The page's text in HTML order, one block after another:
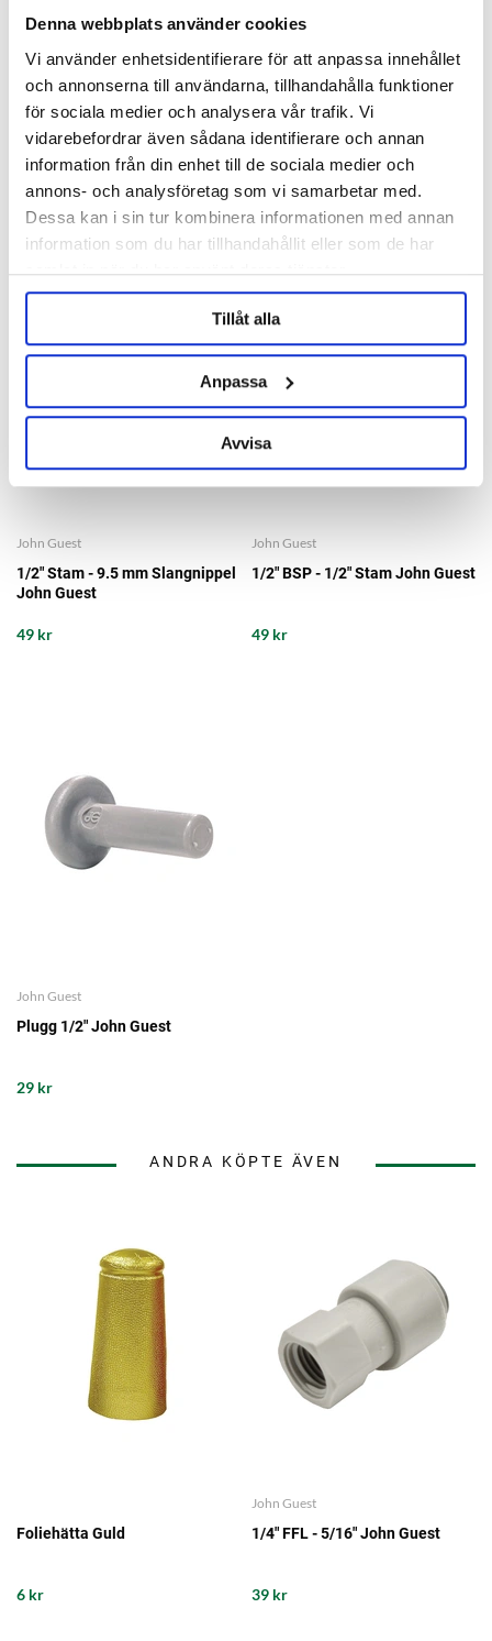
Denna webbplats använder cookies
Vi använder enhetsidentifierare för att anpassa innehållet
och annonserna till användarna, tillhandahålla funktioner
för sociala medier och analysera vår trafik. Vi
vidarebefordrar även sådana identifierare och annan
information från din enhet till de sociala medier och
annons- och analysföretag som vi samarbetar med.
Dessa kan i sin tur kombinera informationen med annan
information som du har tillhandahållit eller som de har
samlat in när du har använt deras tjänster.
Tillåt alla
Anpassa
Avvisa
John Guest
1/2" BSP utv. - 1/2" John Guest
John Guest
90° Vinkel 1/2" - 1/2" Stam John
Guest
45 kr
John Guest
1/2" Stam - 9.5 mm Slangnippel
John Guest
49 kr
John Guest
1/2" BSP - 1/2" Stam John Guest
49 kr
John Guest
Plugg 1/2" John Guest
29 kr
ANDRA KÖPTE ÄVEN
Foliehätta Guld
6 kr
John Guest
1/4" FFL - 5/16" John Guest
39 kr